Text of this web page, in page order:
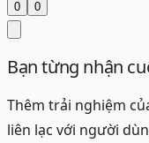
0 0
Bạn từng nhận
Thêm trải nghiệm
liên lạc với người